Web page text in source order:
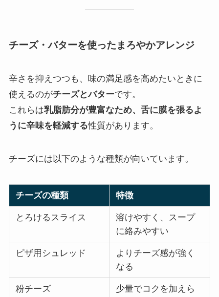
チーズ・バターを使ったまろやかアレンジ
辛さを抑えつつも、味の満足感を高めたいときに
使えるのがチーズとバターです。
これらは乳脂肪分が豊富なため、舌に膜を張るよ
うに辛味を軽減する性質があります。
チーズには以下のような種類が向いています。
チーズの種類 特徴
とろけるスライス
溶けやすく、スープ
に絡みやすい
ピザ用シュレッド
よりチーズ感が強く
なる
粉チーズ
少量でコクを加えら